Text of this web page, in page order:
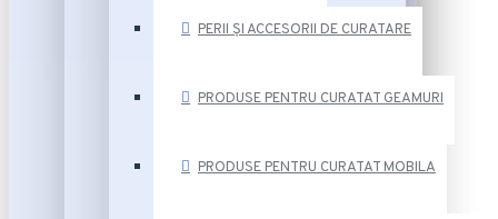
PERII ȘI ACCESORII DE CURATARE
PRODUSE PENTRU CURATAT GEAMURI
PRODUSE PENTRU CURATAT MOBILA